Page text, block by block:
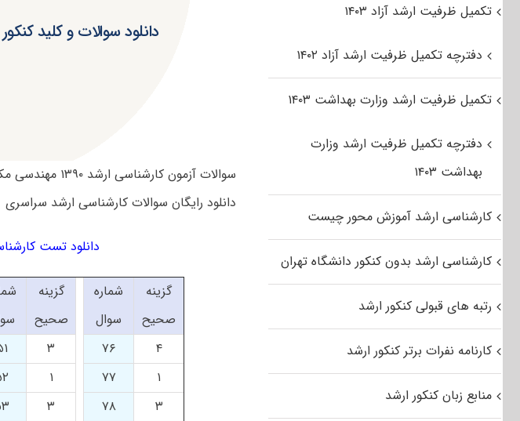
دانلود سوالات و کلید کنکور ارشد ۹۰ مهندسی
سوالات آزمون
دانلود رایگان سوالات کارشناسی ارشد سراسری ۹۰ رشته مهندسی مکانیک از لینک زیر استفاده کنید.
دانلود تست کارشناسی ارشد ۹۰
گزینه
صحیح
شماره
سوال
گزینه
صحیح
۴
۷۶ ۳
۱
۷۷ ۱
۳
۷۸ ۳
تکمیل ظرفیت ارشد آزاد ۱۴۰۳
دفترچه تکمیل ظرفیت ارشد آزاد ۱۴۰۲
تکمیل ظرفیت ارشد وزارت بهداشت ۱۴۰۳
دفترچه تکمیل ظرفیت ارشد وزارت
بهداشت ۱۴۰۳
کارشناسی ارشد آموزش محور چیست
کارشناسی ارشد بدون کنکور دانشگاه تهران
رتبه های قبولی کنکور ارشد
کارنامه نفرات برتر کنکور ارشد
منابع زبان کنکور ارشد